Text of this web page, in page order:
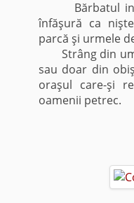
Bărbatul
înfăşură ca
parcă şi urmele
Strâng din
sau doar din
oraşul care-şi
oamenii petrec.